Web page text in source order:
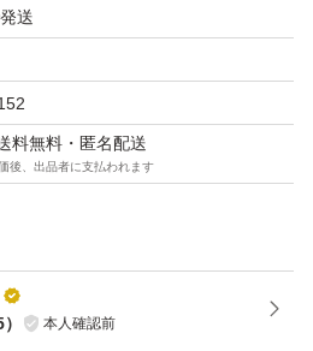
送
料無料・匿名配送
後、出品者に支払われます
） 本人確認前